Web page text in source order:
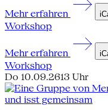
Mehr erfahren
Workshop
Mehr erfahren
Workshop
Do 10.09.2613 Uhr